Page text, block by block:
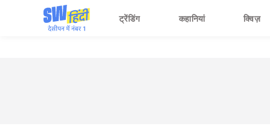
ट्रेंडिंग कहानियां क्विज़